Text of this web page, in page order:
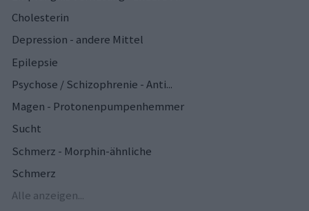
Cholesterin
Depression - andere Mittel
Epilepsie
Psychose / Schizophrenie - Anti...
Magen - Protonenpumpenhemmer
Sucht
Schmerz - Morphin-ähnliche
Schmerz
Alle anzeigen...